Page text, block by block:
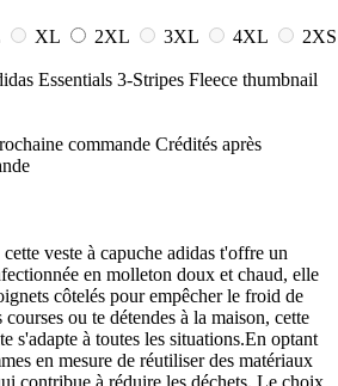
XL 2XL 3XL 4XL
2XS
commande Crédités après
veste à capuche adidas t'offre un
en molleton doux et chaud, elle
côtelés pour empêcher le froid de
courses ou te détendes à la maison, cette
s'adapte à toutes les situations.En optant
en mesure de réutiliser des matériaux
contribue à réduire les déchets. Le choix